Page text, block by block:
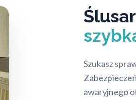
Szukasz
awaryjnego